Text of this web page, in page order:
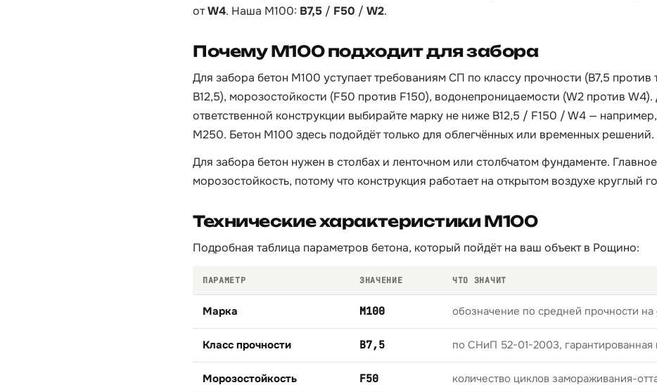
отW4. Наша М100: B7,5 / F50 / W2.
Почему М100 подходит для забора
Для забора бетон М100 уступает требованиям СП по классу прочности (B7,5 против
B12,5), морозостойкости (F50 против F150), водонепроницаемости (W2 против W4).
ответственной конструкции выбирайте марку не ниже B12,5 / F150 / W4 —
М250. Бетон М100 здесь подойдёт только для облегчённых или временных решений.
Для забора бетон нужен в столбах и ленточном или столбчатом фундаменте.
морозостойкость, потому что конструкция работает на открытом воздухе круглый
Технические характеристики М100
Подробная таблица параметров бетона, который пойдёт на ваш объект в Рощино:
ПАРАМЕТР ЗНАЧЕНИЕ ЧТО ЗНАЧИТ
Марка М100 обозначение по средней прочности на
Класс прочности B7,5 по СНиП 52-01-2003, гарантированная
Морозостойкость F50 количество циклов замораживания-